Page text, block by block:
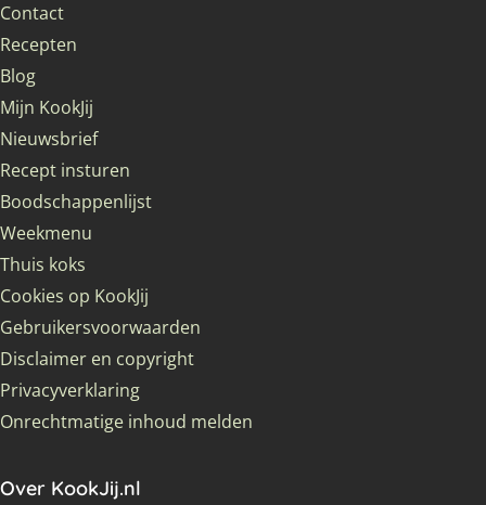
Contact
Recepten
Blog
Mijn KookJij
Nieuwsbrief
Recept insturen
Boodschappenlijst
Weekmenu
Thuis koks
Cookies op KookJij
Gebruikersvoorwaarden
Disclaimer en copyright
Privacyverklaring
Onrechtmatige inhoud melden
Over KookJij.nl